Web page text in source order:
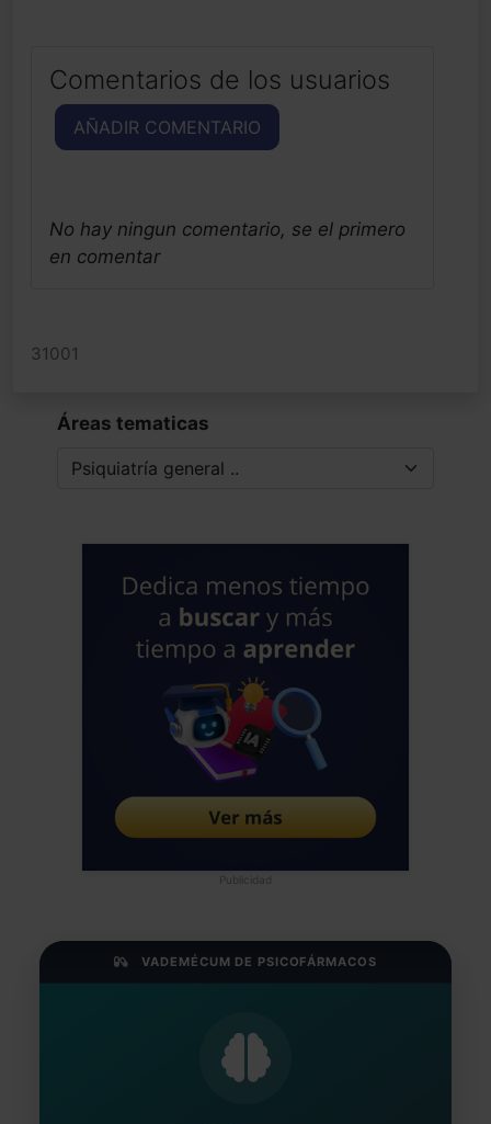
Comentarios de los usuarios
AÑADIR COMENTARIO
No hay ningun comentario, se el primero
en comentar
31001
Áreas tematicas
Publicidad
VADEMÉCUM DE PSICOFÁRMACOS